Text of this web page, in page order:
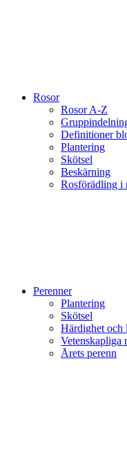
Rosor
Rosor A-Z
Definitioner
Plantering
Skötsel
Beskärning
Rosförädling i
Perenner
Plantering
Skötsel
Härdighet och
Vetenskapliga
Årets perenn